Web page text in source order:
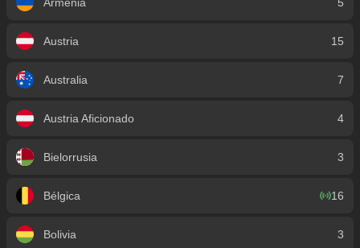
Austria 15
Australia 7
Austria Aficionado 4
Bielorrusia 3
Bélgica 16
Bolivia 3